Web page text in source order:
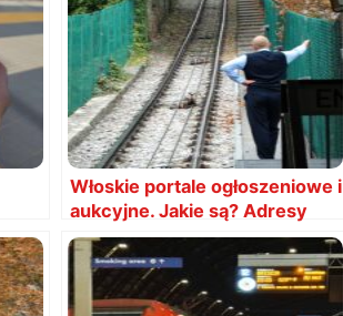
Włoskie portale ogłoszeniowe i
aukcyjne. Jakie są? Adresy